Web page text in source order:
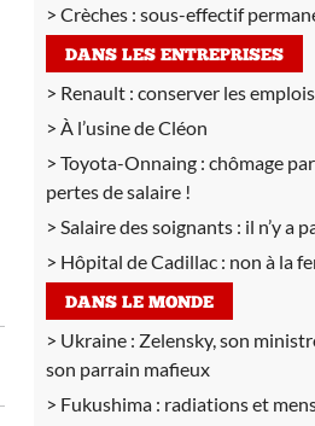
Crèches : sous-effectif
DANS LES ENTREPRISES
Renault : conserver les
À l’usine de Cléon
Toyota-Onnaing : chômage
pertes de salaire !
Salaire des soignants : il n’y a
Hôpital de Cadillac : non à la
DANS LE MONDE
Ukraine : Zelensky, son
son parrain mafieux
Fukushima : radiations et